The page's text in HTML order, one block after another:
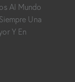
Al Mundo
Una
Y En